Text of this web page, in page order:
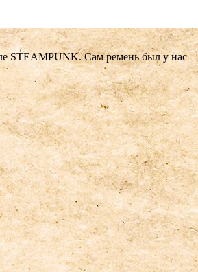
STEAMPUNK. Сам ремень был у нас